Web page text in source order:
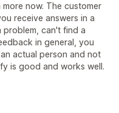
now. The customer
receive answers in a
problem, can't find a
in general, you
actual person and not
is good and works well.